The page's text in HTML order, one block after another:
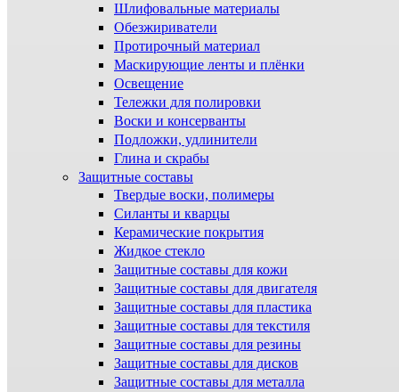
Шлифовальные материалы
Обезжириватели
Протирочный материал
Маскирующие ленты и плёнки
Освещение
Тележки для полировки
Воски и консерванты
Подложки, удлинители
Глина и скрабы
Защитные составы
Твердые воски, полимеры
Силанты и кварцы
Керамические покрытия
Жидкое стекло
Защитные составы для кожи
Защитные составы для двигателя
Защитные составы для пластика
Защитные составы для текстиля
Защитные составы для резины
Защитные составы для дисков
Защитные составы для металла